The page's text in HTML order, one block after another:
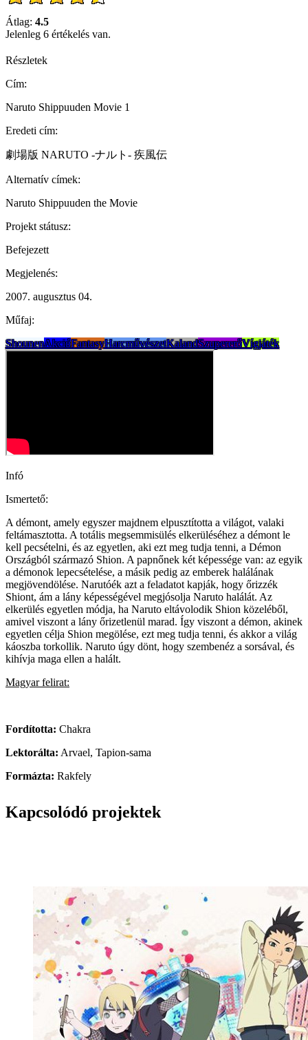
Átlag: 4.5
Jelenleg 6 értékelés van.
Részletek
Cím:
Naruto Shippuuden Movie 1
Eredeti cím:
劇場版 NARUTO -ナルト- 疾風伝
Alternatív címek:
Naruto Shippuuden the Movie
Projekt státusz:
Befejezett
Megjelenés:
2007. augusztus 04.
Műfaj:
ShounenAkcióFantasyHarcművészetKalandSzupererőVígjáték
Infó
Ismertető:
A démont, amely egyszer majdnem elpusztította a világot, valaki
feltámasztotta. A totális megsemmisülés elkerüléséhez a démont le
kell pecsételni, és az egyetlen, aki ezt meg tudja tenni, a Démon
Országból származó Shion. A papnőnek két képessége van: az egyik
a démonok lepecsételése, a másik pedig az emberek halálának
megjövendölése. Narutóék azt a feladatot kapják, hogy őrizzék
Shiont, ám a lány képességével megjósolja Naruto halálát. Az
elkerülés egyetlen módja, ha Naruto eltávolodik Shion közeléből,
amivel viszont a lány őrizetlenül marad. Így viszont a démon, akinek
egyetlen célja Shion megölése, ezt meg tudja tenni, és akkor a világ
káoszba torkollik. Naruto úgy dönt, hogy szembenéz a sorsával, és
kihívja maga ellen a halált.
Magyar felirat:
Fordította: Chakra
Lektorálta: Arvael, Tapion-sama
Formázta: Rakfely
Kapcsolódó projektek